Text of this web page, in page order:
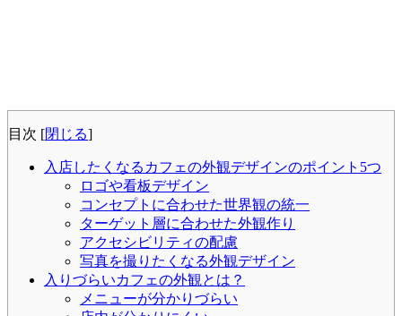
目次 [閉じる]
入店したくなるカフェの外観デザインのポイント5つ
ロゴや看板デザイン
コンセプトに合わせた世界観の統一
ターゲット層に合わせた外観作り
アクセシビリティの配慮
写真を撮りたくなる外観デザイン
入りづらいカフェの外観とは？
メニューが分かりづらい